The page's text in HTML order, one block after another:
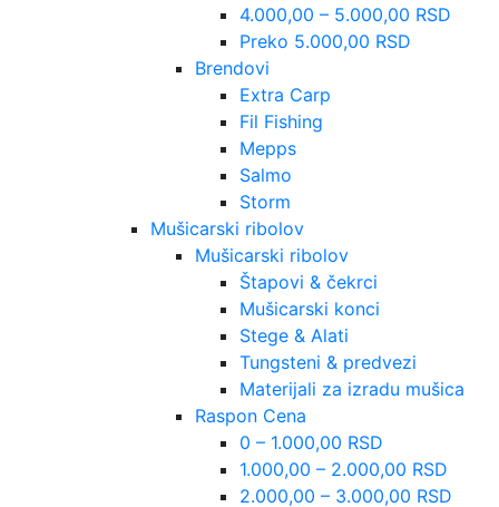
4.000,00 – 5.000,00 RSD
Preko 5.000,00 RSD
Brendovi
Extra Carp
Fil Fishing
Mepps
Salmo
Storm
Mušicarski ribolov
Mušicarski ribolov
Štapovi & čekrci
Mušicarski konci
Stege & Alati
Tungsteni & predvezi
Materijali za izradu mušica
Raspon Cena
0 – 1.000,00 RSD
1.000,00 – 2.000,00 RSD
2.000,00 – 3.000,00 RSD